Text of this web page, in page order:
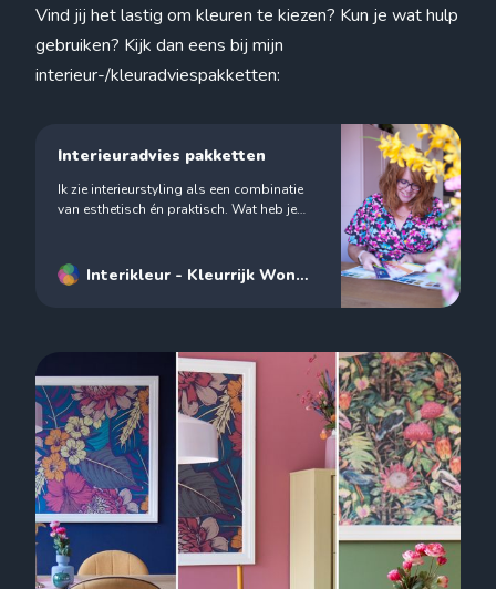
Vind jij het lastig om kleuren te kiezen? Kun je wat hulp
gebruiken? Kijk dan eens bij mijn
interieur-/kleuradviespakketten:
Interieuradvies pakketten
Ik zie interieurstyling als een combinatie
van esthetisch én praktisch. Wat heb je
jouw wensen leren kennen en zorg ervoor
dat het een ruimte wordt waar jij blij van
Interikleur - Kleurrijk Wonen